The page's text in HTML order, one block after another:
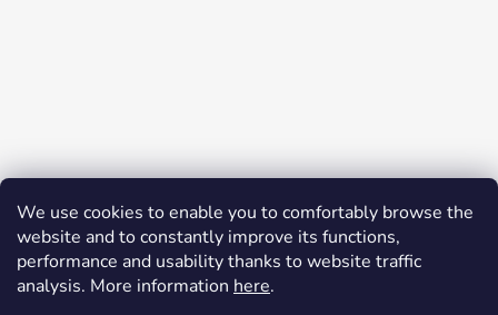
We use cookies to enable you to comfortably browse the
website and to constantly improve its functions,
performance and usability thanks to website traffic
analysis. More information here.
Facebook